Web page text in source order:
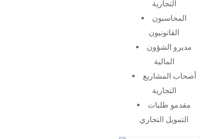
التجارية
المحاسبون
القانونيون
مديرو الشؤون
المالية
أصحاب المشاريع
التجارية
مقدمو طلبات
التمويل التجاري